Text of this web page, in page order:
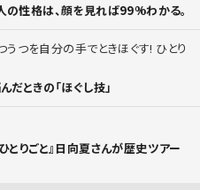
性格は、顔を見れば99%わかる。
つを自分の手でときほぐす! ひとり
ときの「ほぐし技」
とりごと』日向夏さんが歴史ツアー